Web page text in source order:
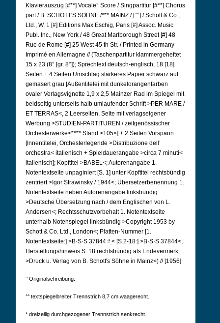
Klavierauszug [#**] Vocale° Score / Singpartitur [#**] Chorus
part / B. SCHOTT'S SÖHNE /*** MAINZ / [°°] / Schott & Co.,
Ltd., W. 1 [#] Editions Max Eschig, Paris [#] Assoc. Music
Publ. Inc., New York / 48 Great Marlborough Street [#] 48
Rue de Rome [#] 25 West 45 th Str. / Printed in Germany –
Imprimé en Allemagne // (Taschenpartitur klammergeheftet
15 x 23 (8° [gr. 8°]); Sprechtext deutsch-englisch; 18 [18]
Seiten + 4 Seiten Umschlag stärkeres Papier schwarz auf
gemasert grau [Außentitelei mit dunkelorangenfarben
ovaler Verlagsvignette 1,9 x 2,5 Mainzer Rad im Spiegel mit
beidseitig unterseits halb umlaufender Schrift >PER MARE /
ET TERRAS<, 2 Leerseiten, Seite mit verlagseigener
Werbung >STUDIEN-PARTITUREN / zeitgenössischer
Orchesterwerke<**** Stand >105<] + 2 Seiten Vorspann
[Innentitelei, Orchesterlegende >Distribuzione dell’
orchestra< italienisch + Spieldauerangabe >circa 7 minuti<
italienisch]; Kopftitel >BABEL<; Autorenangabe 1.
Notentextseite unpaginiert [S. 1] unter Kopftitel rechtsbündig
zentriert >Igor Strawinsky / 1944<; Übersetzerbenennung 1.
Notentextseite neben Autorenangabe linksbündig
>Deutsche Übersetzung nach / dem Englischen von L.
Andersen<; Rechtsschutzvorbehalt 1. Notentextseite
unterhalb Notenspiegel linksbündig >Copyright 1953 by
Schott & Co. Ltd., London<; Platten-Nummer [1.
Notentextseite:] >B·S·S 37844 a < [S.2-18:] >B·S·S 37844<;
Herstellungshinweis S. 18 rechtsbündig als Endevermerk
>Druck u. Verlag von B. Schott's Söhne in Mainz<) // [1956]
° Originalschreibung.
°° textspiegelbreiter Trennstrich 8,7 cm waagerecht.
* dreizeilig durchgezogener Trennstrich senkrecht.